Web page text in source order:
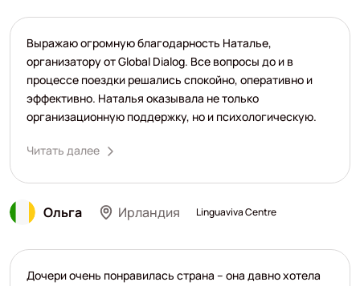
Ольга Ирландия Linguaviva Centre
Выражаю огромную благодарность Наталье,
организатору от Global Dialog. Все вопросы до и в
процессе поездки решались спокойно, оперативно и
эффективно. Наталья оказывала не только
организационную поддержку, но и психологическую.
Читать далее
Дочери очень понравилась страна – она давно хотела